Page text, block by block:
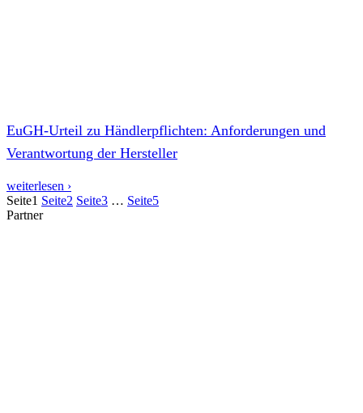
EuGH-Urteil zu Händlerpflichten: Anforderungen und
Verantwortung der Hersteller
weiterlesen ›
Seite1 Seite2 Seite3 … Seite5
Partner